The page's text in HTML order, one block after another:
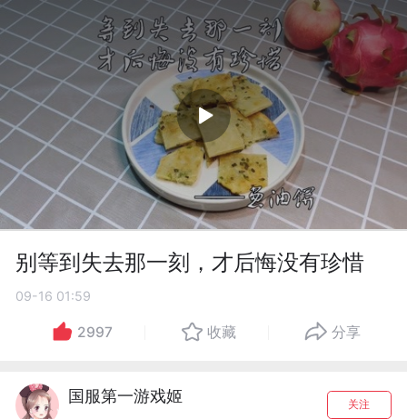
别等到失去那一刻，才后悔没有珍惜
09-16 01:59
2997 收藏 分享
国服第一游戏姬 关注